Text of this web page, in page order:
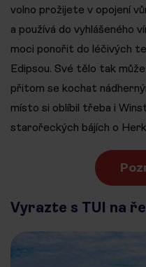
volno prožijete v opojení
a používá do vyhlášeného
moci ponořit do léčivých
Edipsou. Své tělo tak
přitom se kochat
místo si oblíbil třeba i
starořeckých bájích o
Vyrazte s TUI na